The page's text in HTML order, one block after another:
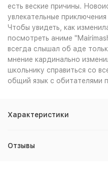
есть веские причины.
увлекательные
Чтобы увидеть, как
посмотреть аниме
всегда слышал об аде
мнение кардинально
школьнику справиться со
общий язык с обитателями
Характеристики
Отзывы